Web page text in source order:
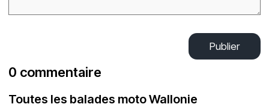
Publier
0 commentaire
Toutes les balades moto Wallonie